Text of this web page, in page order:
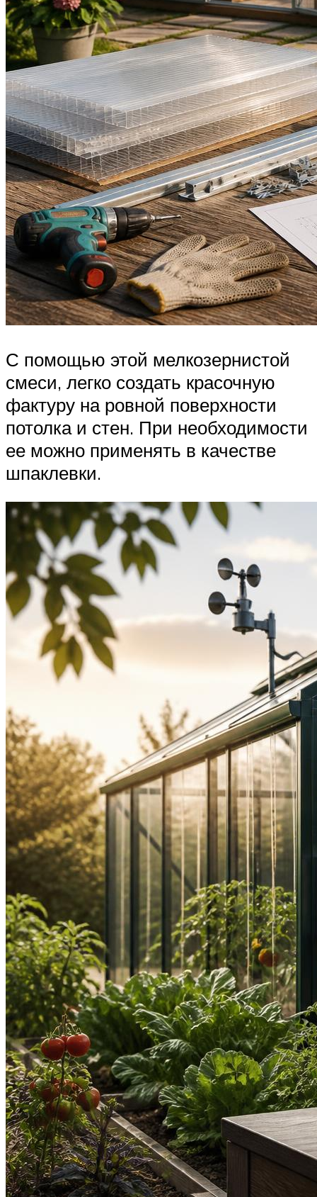
С помощью этой мелкозернистой
смеси, легко создать красочную
фактуру на ровной поверхности
потолка и стен. При необходимости
ее можно применять в качестве
шпаклевки.